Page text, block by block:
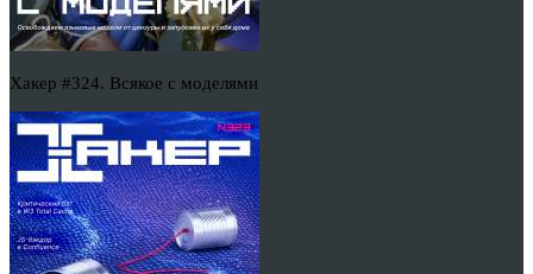
Хакер #324. Всякое с моделями